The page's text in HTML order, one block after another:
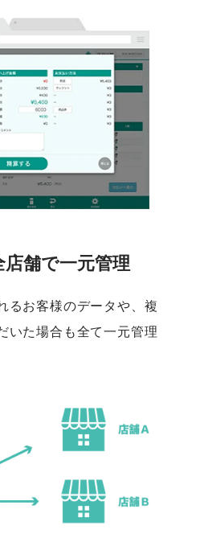
舗で一元管理
るお客様のデータや、複
いた場合も全て一元管理